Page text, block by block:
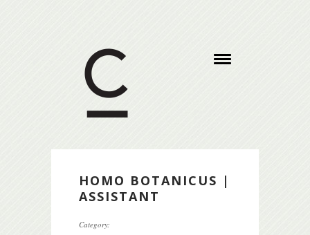
HOMO BOTANICUS |
ASSISTANT
Category: